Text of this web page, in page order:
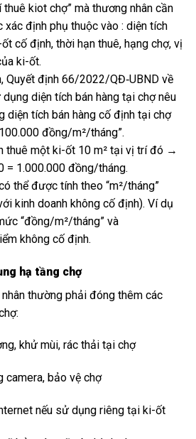
kiot chợ” mà thương nhân cần
xác định phụ thuộc vào : diện tích
cố định, thời hạn thuê, hạng chợ, vị
ki-ốt.
Quyết định 66/2022/QĐ‑UBND về
diện tích bán hàng tại chợ nêu
diện tích bán hàng cố định tại chợ
đồng/m²/tháng”.
thuê một ki-ốt 10 m² tại vị trí đó →
= 1.000.000 đồng/tháng.
thể được tính theo “m²/tháng”
kinh doanh không cố định). Ví dụ
“đồng/m²/tháng” và
không cố định.
hạ tầng chợ
thường phải đóng thêm các
khử mùi, rác thải tại chợ
camera, bảo vệ chợ
nếu sử dụng riêng tại ki-ốt